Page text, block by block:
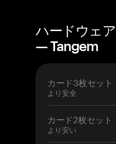
ハードウェ
— Tangem
カード3枚セット
より安全
カード2枚セット
より安い